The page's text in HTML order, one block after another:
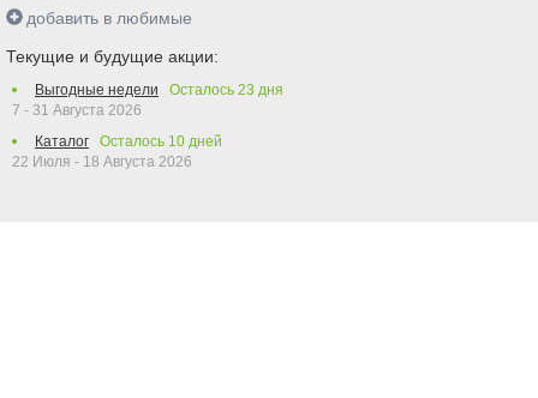
добавить в любимые
Текущие и будущие акции:
Выгодные недели Осталось 23 дня
7 - 31 Августа 2026
Каталог
Осталось 10 дней
22 Июля - 18 Августа 2026